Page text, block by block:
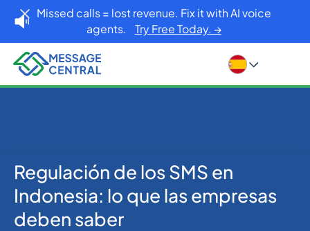
Missed calls = lost revenue. Fix it with AI voice
agents. Try Free Today. →
Inicio Blog
SMS APIs
Regulación de los SMS en Indonesia: lo que las
empresas deben saber
Regulación de los SMS en
Indonesia: lo que las empresas
deben saber